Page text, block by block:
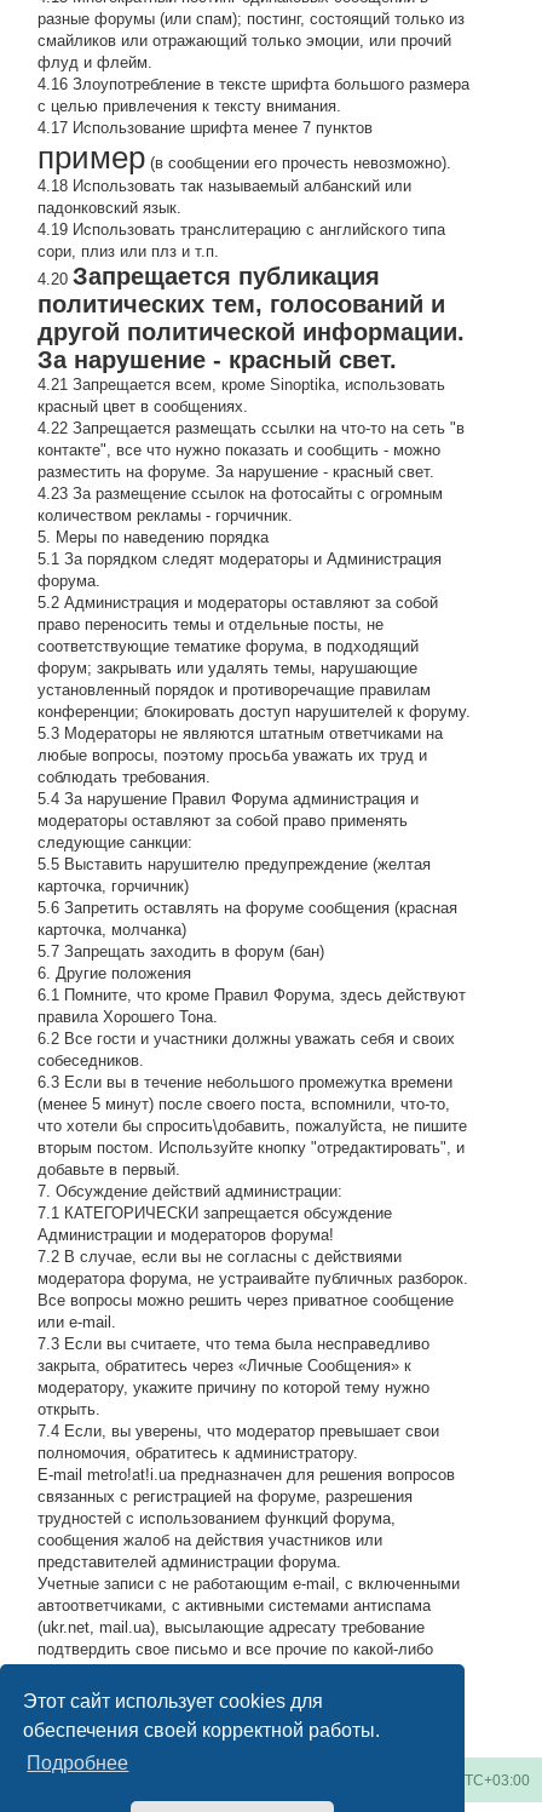
Этот сайт использует cookies для
обеспечения своей корректной работы.
Подробнее
разные форумы (или спам); постинг, состоящий только из
смайликов или отражающий только эмоции, или прочий
флуд и флейм.
4.16 Злоупотребление в тексте шрифта большого размера
с целью привлечения к тексту внимания.
4.17 Использование шрифта менее 7 пунктов
пример (в сообщении его прочесть невозможно).
4.18 Использовать так называемый албанский или
падонковский язык.
4.19 Использовать транслитерацию с английского типа
сори, плиз или плз и т.п.
4.20Запрещается публикация
политических тем, голосований и
другой политической информации.
За нарушение - красный свет.
4.21 Запрещается всем, кроме Sinoptika, использовать
красный цвет в сообщениях.
4.22 Запрещается размещать ссылки на что-то на сеть "в
контакте", все что нужно показать и сообщить - можно
разместить на форуме. За нарушение - красный свет.
4.23 За размещение ссылок на фотосайты с огромным
количеством рекламы - горчичник.
5. Меры по наведению порядка
5.1 За порядком следят модераторы и Администрация
форума.
5.2 Администрация и модераторы оставляют за собой
право переносить темы и отдельные посты, не
соответствующие тематике форума, в подходящий
форум; закрывать или удалять темы, нарушающие
установленный порядок и противоречащие правилам
конференции; блокировать доступ нарушителей к форуму.
5.3 Модераторы не являются штатным ответчиками на
любые вопросы, поэтому просьба уважать их труд и
соблюдать требования.
5.4 За нарушение Правил Форума администрация и
модераторы оставляют за собой право применять
следующие санкции:
5.5 Выставить нарушителю предупреждение (желтая
карточка, горчичник)
5.6 Запретить оставлять на форуме сообщения (красная
карточка, молчанка)
5.7 Запрещать заходить в форум (бан)
6. Другие положения
6.1 Помните, что кроме Правил Форума, здесь действуют
правила Хорошего Тона.
6.2 Все гости и участники должны уважать себя и своих
собеседников.
6.3 Если вы в течение небольшого промежутка времени
(менее 5 минут) после своего поста, вспомнили, что-то,
что хотели бы спросить\добавить, пожалуйста, не пишите
вторым постом. Используйте кнопку "отредактировать", и
добавьте в первый.
7. Обсуждение действий администрации:
7.1 КАТЕГОРИЧЕСКИ запрещается обсуждение
Администрации и модераторов форума!
7.2 В случае, если вы не согласны с действиями
модератора форума, не устраивайте публичных разборок.
Все вопросы можно решить через приватное сообщение
или e-mail.
7.3 Если вы считаете, что тема была несправедливо
закрыта, обратитесь через «Личные Сообщения» к
модератору, укажите причину по которой тему нужно
открыть.
7.4 Если, вы уверены, что модератор превышает свои
полномочия, обратитесь к администратору.
E-mail metro!at!i.ua предназначен для решения вопросов
связанных с регистрацией на форуме, разрешения
трудностей с использованием функций форума,
сообщения жалоб на действия участников или
представителей администрации форума.
Учетные записи с не работающим e-mail, с включенными
автоответчиками, с активными системами антиспама
(ukr.net, mail.ua), высылающие адресату требование
подтвердить свое письмо и все прочие по какой-либо
высылающие мусор на адрес администрации, будут
блокироваться по усмотрению администратора.
UTC+03:00